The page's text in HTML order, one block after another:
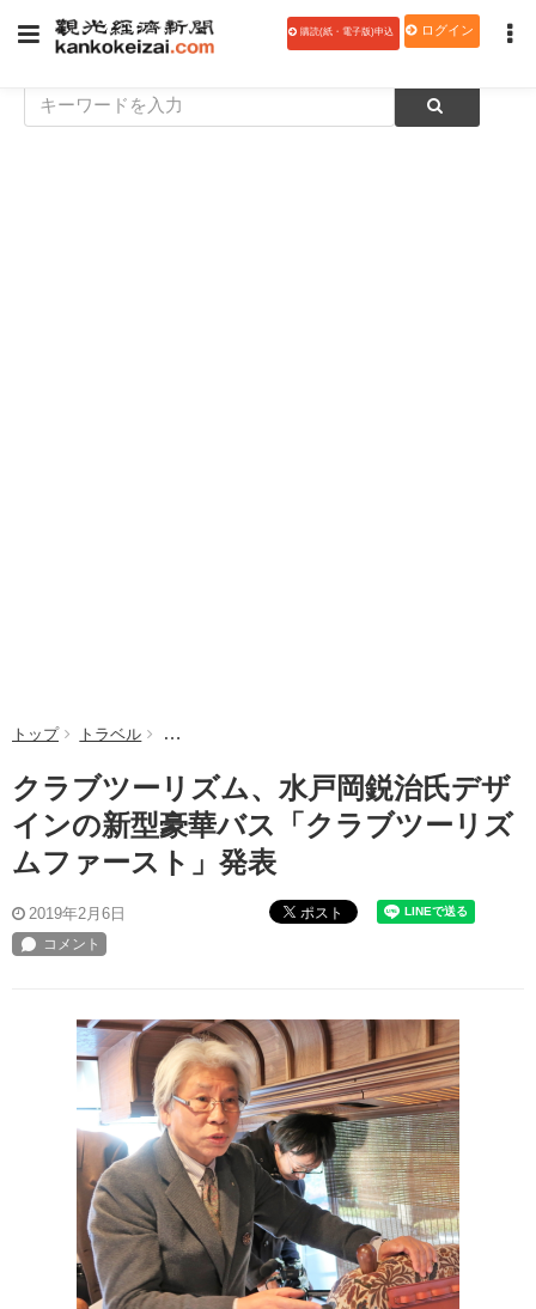
購読(紙・電子版)申込 ログイン
トップ トラベル クラブツーリズム、水戸岡鋭治氏デザインの新型豪
クラブツーリズム、水戸岡鋭治氏デザ
インの新型豪華バス「クラブツーリズ
ムファースト」発表
2019年2月6日 ポスト